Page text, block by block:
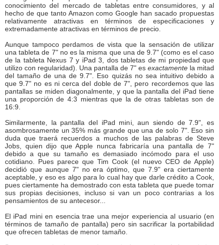
conocimiento del mercado de tabletas entre consumidores, y al
hecho de que tanto Amazon como Google han sacado propuestas
relativamente atractivas en términos de especificaciones y
extremadamente atractivas en términos de precio.
Aunque tampoco perdamos de vista que la sensación de utilizar
una tableta de 7" no es la misma que una de 9.7" (como es el caso
de la tableta Nexus 7 y iPad 3, dos tabletas de mi propiedad que
utilizo con regularidad). Una pantalla de 7" es exactamente la mitad
del tamaño de una de 9.7". Eso quizás no sea intuitivo debido a
que 9.7" no es ni cerca del doble de 7", pero recordemos que las
pantallas se miden diagonalmente, y que la pantalla del iPad tiene
una proporción de 4:3 mientras que la de otras tabletas son de
16:9.
Similarmente, la pantalla del iPad mini, aun siendo de 7.9", es
asombrosamente un 35% más grande que una de solo 7". Eso sin
duda que traerá recuerdos a muchos de las palabras de Steve
Jobs, quien dijo que Apple nunca fabricaría una pantalla de 7"
debido a que su tamaño es demasiado incómodo para el uso
cotidiano. Pues parece que Tim Cook (el nuevo CEO de Apple)
decidió que aunque 7" no era óptimo, que 7.9" era ciertamente
aceptable, y eso es algo para lo cual hay que darle crédito a Cook,
pues ciertamente ha demostrado con esta tableta que puede tomar
sus propias decisiones, incluso si van un poco contrarias a los
pensamientos de su antecesor...
El iPad mini en esencia trae una mejor experiencia al usuario (en
términos de tamaño de pantalla) pero sin sacrificar la portabilidad
que ofrecen tabletas de menor tamaño.